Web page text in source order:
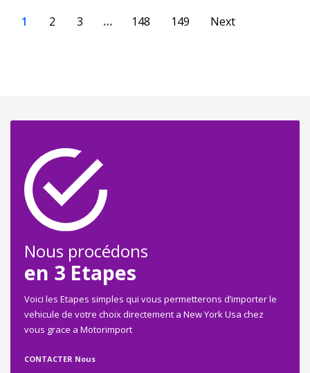
1 2 3 … 148 149 Next
Nous procédons
en 3 Etapes
Voici les Etapes simples qui vous permetterons d’importer le
vehicule de votre choix directement a New York Usa chez
vous grace a Motorimport
CONTACTER Nous